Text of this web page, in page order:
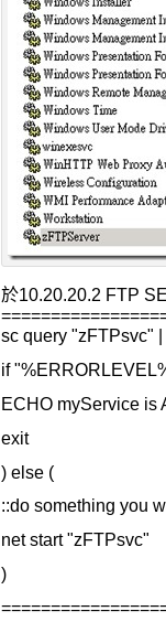
於10.20.20.2 FTP
sc query "zFTPsvc"
if
ECHO myService is
exit
) else (
::do something you
net start "zFTPsvc"
)